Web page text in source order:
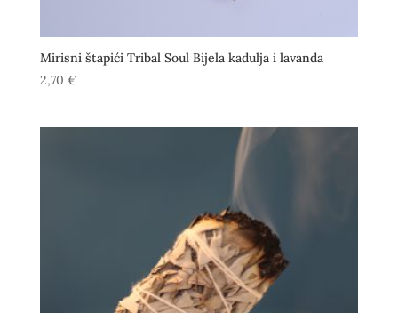
Mirisni štapići Tribal Soul Bijela kadulja i lavanda
2,70 €